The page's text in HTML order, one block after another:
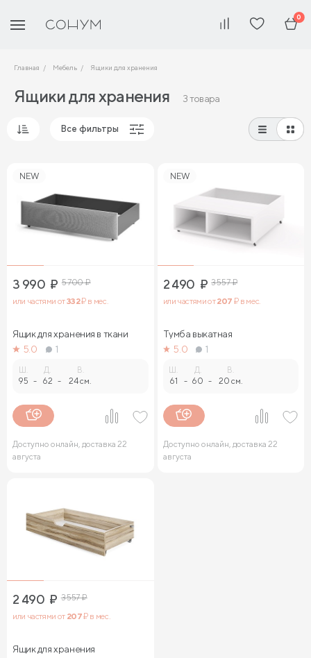
0
Главная Мебель Ящики для хранения
Ящики для хранения 3 товара
Сначала дешевые
Сначала дорогие
Все фильтры
NEW
3 990 ₽ 5 700₽
или частями от332₽ в мес.
Ящик для хранения в ткани
5.0
1
Ш.
95 -
Д.
62 -
В.
24 см.
Доступно онлайн, доставка 22
августа
NEW
2 490 ₽ 3 557₽
или частями от207 ₽ в мес.
Тумба выкатная
5.0
1
Ш.
61 -
Д.
60 -
В.
20 см.
Доступно онлайн, доставка 22
августа
2 490 ₽ 3 557₽
или частями от 207₽ в мес.
Ящик для хранения